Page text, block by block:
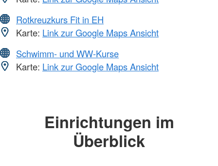
Rotkreuzkurs Fit in EH
Karte: Link zur Google Maps Ansicht
Schwimm- und WW-Kurse
Karte: Link zur Google Maps Ansicht
Einrichtungen im
Überblick